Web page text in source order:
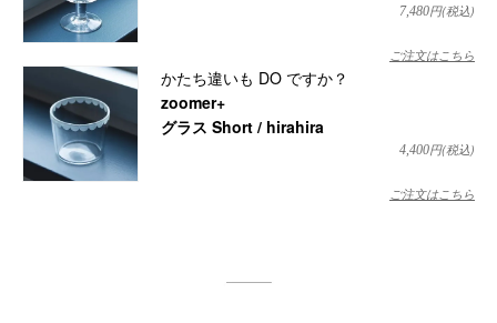
7,480円(税込)
ご注文はこちら
かたち違いも DO ですか？
zoomer+
グラス Short / hirahira
4,400円(税込)
ご注文はこちら